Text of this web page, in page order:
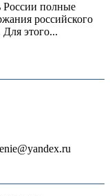
полные
российского
этого...